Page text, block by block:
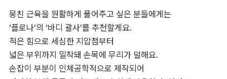
뭉친 근육을 원활하게 풀어주고 싶은 분들에게는
‘플로나’의 ‘바디 괄사’를 추천할게요.
적은 힘으로 세심한 지압점부터
넓은 부위까지 밀착돼 손목에 무리가 덜해요.
손잡이 부분이 인체공학적으로 제작되어